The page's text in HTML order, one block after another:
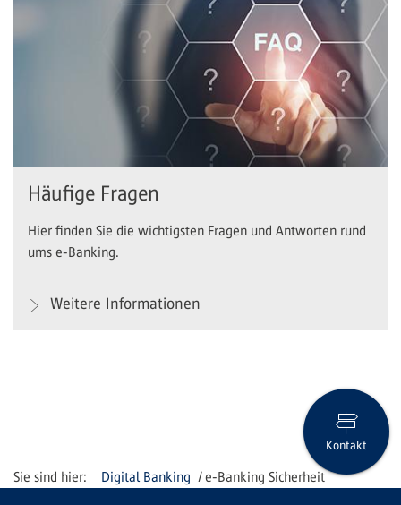
Häufige Fragen
Hier finden Sie die wichtigsten Fragen und Antworten rund
ums e-Banking.
Weitere Informationen
Digital Banking e-Banking Sicherheit
Kontakt